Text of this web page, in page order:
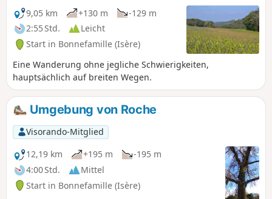
9,05 km
+130 m
-129 m
2:55 Std.
Leicht
Start in Bonnefamille (Isère)
Eine Wanderung ohne jegliche Schwierigkeiten,
hauptsächlich auf breiten Wegen.
Umgebung von Roche
Visorando-Mitglied
12,19 km
+195 m
-195 m
4:00 Std.
Mittel
Start in Bonnefamille (Isère)